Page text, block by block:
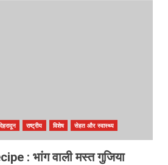
देहरादून राष्ट्रीय विशेष सेहत और स्वास्थ्य
: भांग वाली मस्त गुजिया